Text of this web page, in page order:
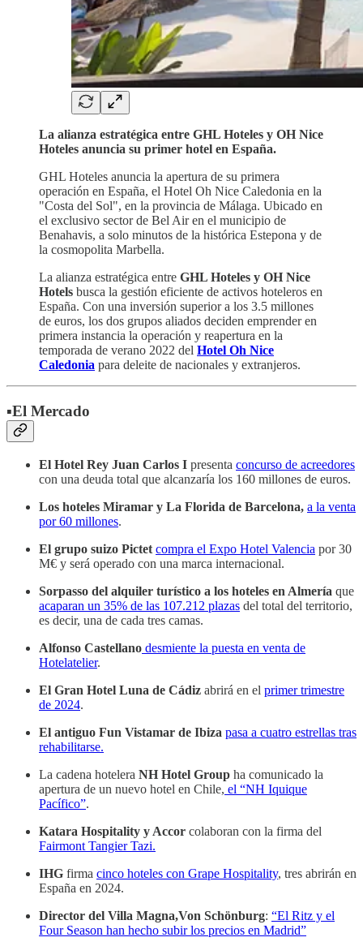
La alianza estratégica entre GHL Hoteles y OH Nice
Hoteles anuncia su primer hotel en España.
GHL Hoteles anuncia la apertura de su primera
operación en España, el Hotel Oh Nice Caledonia en la
"Costa del Sol", en la provincia de Málaga. Ubicado en
el exclusivo sector de Bel Air en el municipio de
Benahavis, a solo minutos de la histórica Estepona y de
la cosmopolita Marbella.
La alianza estratégica entre GHL Hoteles y OH Nice
Hotels busca la gestión eficiente de activos hoteleros en
España. Con una inversión superior a los 3.5 millones
de euros, los dos grupos aliados deciden emprender en
primera instancia la operación y reapertura en la
temporada de verano 2022 del Hotel Oh Nice
Caledonia para deleite de nacionales y extranjeros.
▪️El Mercado
El Hotel Rey Juan Carlos I presenta concurso de acreedores
con una deuda total que alcanzaría los 160 millones de euros.
Los hoteles Miramar y La Florida de Barcelona, a la venta
por 60 millones.
El grupo suizo Pictet compra el Expo Hotel Valencia por 30
M€ y será operado con una marca internacional.
Sorpasso del alquiler turístico a los hoteles en Almería que
acaparan un 35% de las 107.212 plazas del total del territorio,
es decir, una de cada tres camas.
Alfonso Castellano desmiente la puesta en venta de
Hotelatelier.
El Gran Hotel Luna de Cádiz abrirá en el primer trimestre
de 2024.
El antiguo Fun Vistamar de Ibiza pasa a cuatro estrellas tras
rehabilitarse.
La cadena hotelera NH Hotel Group ha comunicado la
apertura de un nuevo hotel en Chile, el “NH Iquique
Pacífico”.
Katara Hospitality y Accor colaboran con la firma del
Fairmont Tangier Tazi.
IHG firma cinco hoteles con Grape Hospitality, tres abrirán en
España en 2024.
Director del Villa Magna,Von Schönburg: “El Ritz y el
Four Season han hecho subir los precios en Madrid”